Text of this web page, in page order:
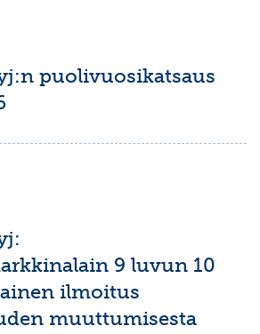
puolivuosikatsaus
9 luvun 10
ilmoitus
muuttumisesta